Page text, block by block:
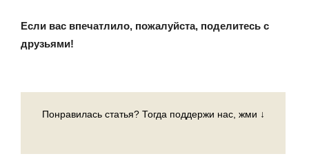
Если вас впечатлило, пожалуйста, поделитесь с
друзьями!
Понравилась статья? Тогда поддержи нас, жми ↓